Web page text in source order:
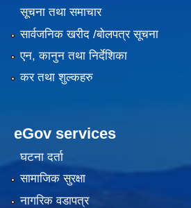
सूचना तथा समाचार
सार्वजनिक खरीद /बोलपत्र सूचना
एन, कानुन तथा निर्देशिका
कर तथा शुल्कहरु
eGov services
घटना दर्ता
सामाजिक सुरक्षा
नागरिक वडापत्र